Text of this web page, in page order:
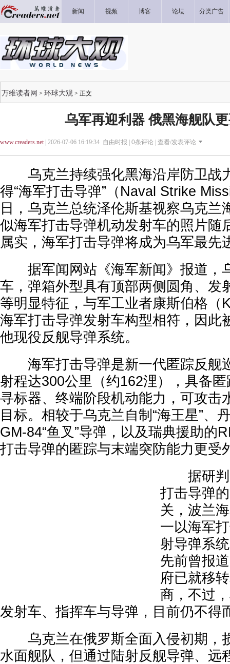
新闻 视频 博客 论坛 分类广告
万维读者网 > 环球大观 > 正文
乌军再迎利器 俄黑海舰队
www.creaders.net| 2026-07-06 16:19:34 自由时报 | 0条评论 | 查看/发表评论
乌克兰持续强化黑海沿岸防卫战
得“海军打击导弹”（Naval Strike
日，乌克兰总统泽伦斯基视察乌克兰
似海军打击导弹机动发射车的照片随
属实，海军打击导弹将成为乌军最先
据军闻网站《海军新闻》报道，
车，弹箱外型具有顶部两侧圆角、发
等明显特征，与军工业者康斯伯格（
海军打击导弹发射车构型相符，因此
他现役反舰导弹系统。
海军打击导弹是新一代匿踪反舰
射程达300公里（约162浬），具备
寻标器、终端阶段机动能力，可攻击
目标。相较于乌克兰自制“海王星”、
GM-84“鱼叉”导弹，以及瑞典援助的
打击导弹的匿踪与末端突防能力更受
据研判
打击导弹
关，波兰
一以海军
射导弹系
先前曾报
府已就移
商，不过
发射车、指挥车与导弹，目前仍不得
乌克兰在俄罗斯全面入侵初期，
水面舰队，但通过陆射反舰导弹、远